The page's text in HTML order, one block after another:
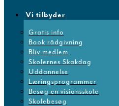
Vi tilbyder
Gratis info
Book rådgivning
Bliv medlem
Skolernes Skakdag
Uddannelse
Læringsprogrammer
Besøg en visionsskole
Skolebesøg